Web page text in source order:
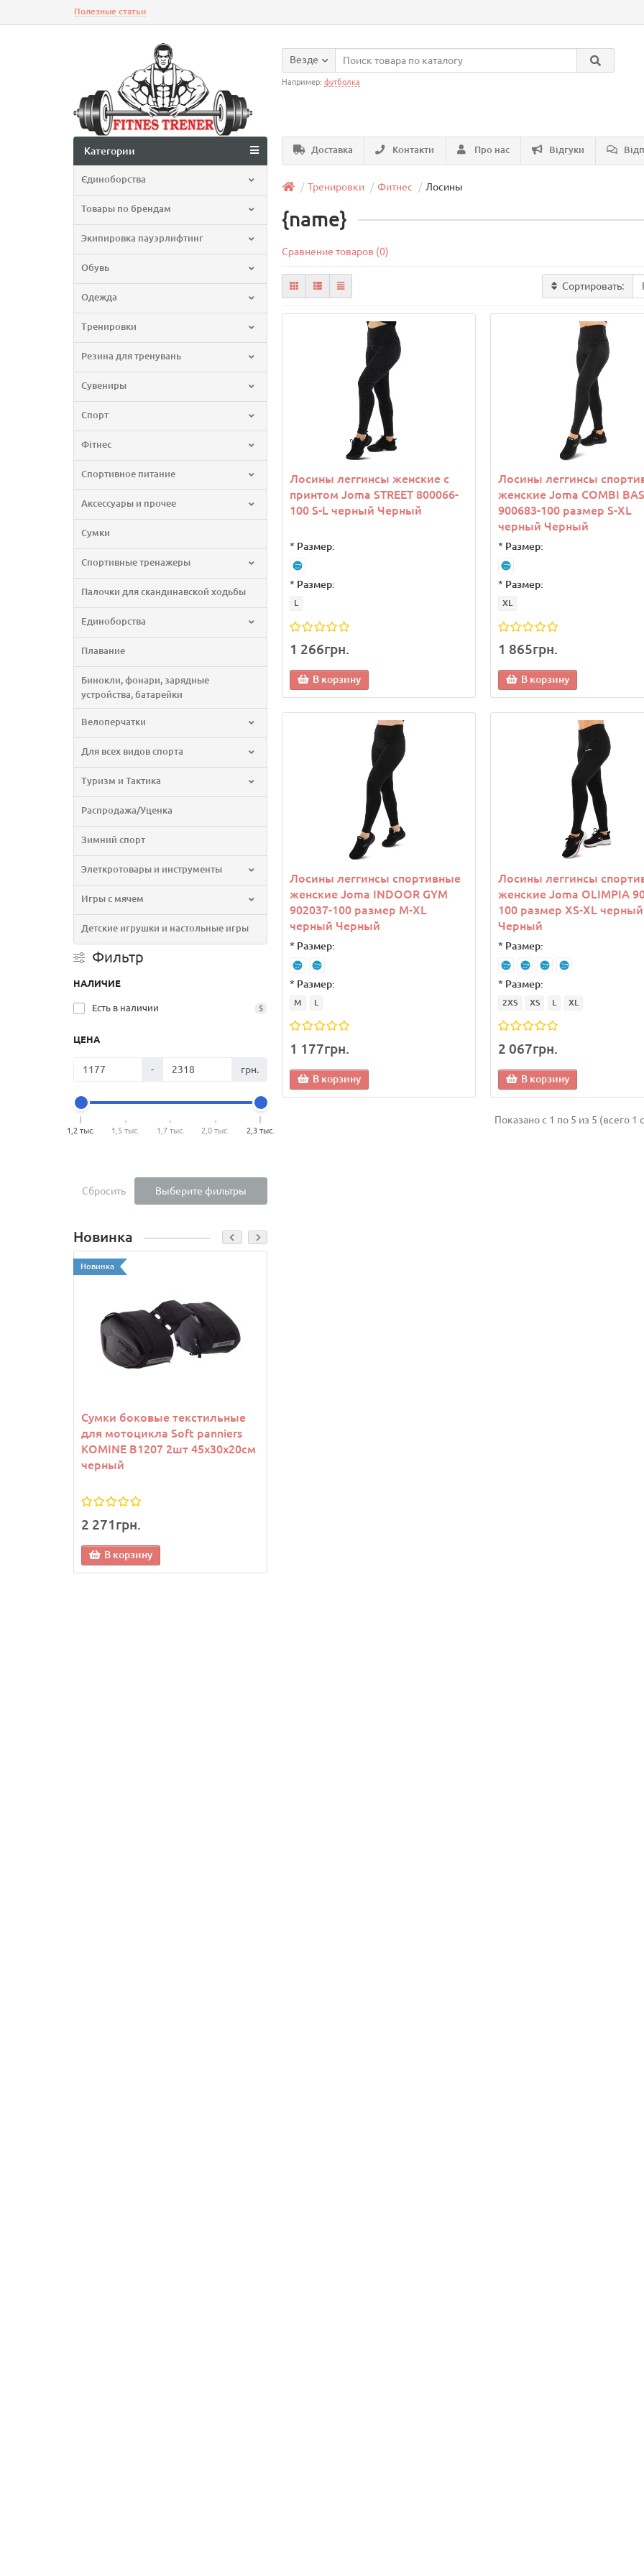
Полезные статьи
Везде
Например: футболка
Доставка Контакти Про нас Відгуки
Категории
Єдиноборства
Товары по брендам
Экипировка пауэрлифтинг
Обувь
Одежда
Тренировки
Резина для тренувань
Сувениры
Спорт
Фітнес
Спортивное питание
Аксессуары и прочее
Сумки
Спортивные тренажеры
Палочки для скандинавской ходьбы
Единоборства
Плавание
Бинокли, фонари, зарядные
устройства, батарейки
Велоперчатки
Для всех видов спорта
Туризм и Тактика
Распродажа/Уценка
Зимний спорт
Элеткротовары и инструменты
Игры с мячем
Детские игрушки и настольные игры
Тренировки Фитнес Лосины
Фильтр
НАЛИЧИЕ
Есть в наличии 5
ЦЕНА
- грн.
1,2 тыс. 1,5 тыс. 1,7 тыс. 2,0 тыс. 2,3 тыс.
Сбросить Выберите фильтры
Новинка
Новинка
Сумки боковые текстильные
для мотоцикла Soft panniers
KOMINE B1207 2шт 45х30х20см
черный
2 271грн.
В корзину
{name}
Сравнение товаров (0)
Сортировать:
Лосины леггинсы женские с
принтом Joma STREET 800066-
100 S-L черный Черный
* Размер:
* Размер:
L
1 266грн.
В корзину
Лосины леггинсы
женские Joma COMBI
900683-100 размер S-XL
черный Черный
* Размер:
* Размер:
XL
1 865грн.
В корзину
Лосины леггинсы спортивные
женские Joma INDOOR GYM
902037-100 размер M-XL
черный Черный
* Размер:
* Размер:
M L
1 177грн.
В корзину
Лосины леггинсы
женские Joma OLIMPIA
100 размер XS-XL черный
Черный
* Размер:
* Размер:
2XS XS L XL
2 067грн.
В корзину
Показано с 1 по 5 из 5 (всего 1